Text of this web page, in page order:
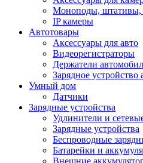
Моноподы, штативы,
IP камеры
Автотовары
Аксессуары для авто
Видеорегистраторы
Держатели
Зарядное устройство
Умный дом
Датчики
Зарядные устройства
Удлинители и
Зарядные устройства
Беспроводные
Батарейки и
Внешние